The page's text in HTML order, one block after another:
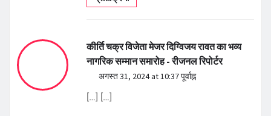
कीर्ति चक्र विजेता मेजर दिग्विजय रावत का भव्य
नागरिक सम्मान समारोह - रीजनल रिपोर्टर
अगस्त 31, 2024 at 10:37 पूर्वाह्न
[…] […]